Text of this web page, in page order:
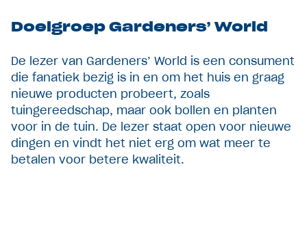
Doelgroep Gardeners’ World
De lezer van Gardeners’ World is een consument
die fanatiek bezig is in en om het huis en graag
nieuwe producten probeert, zoals
tuingereedschap, maar ook bollen en planten
voor in de tuin. De lezer staat open voor nieuwe
dingen en vindt het niet erg om wat meer te
betalen voor betere kwaliteit.